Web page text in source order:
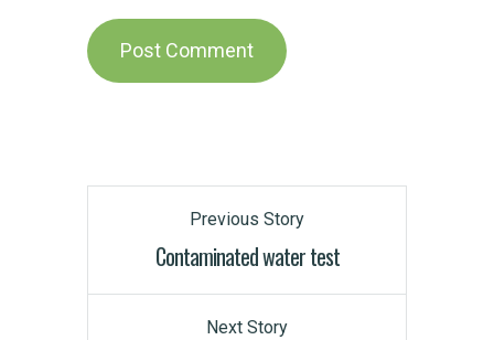
Previous Story
Contaminated water test
Next Story